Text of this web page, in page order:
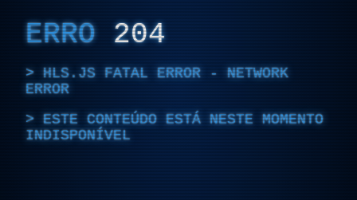
ERRO 204
HLS.JS FATAL ERROR - NETWORK
ERROR
ESTE CONTEÚDO ESTÁ NESTE MOMENTO
INDISPONÍVEL